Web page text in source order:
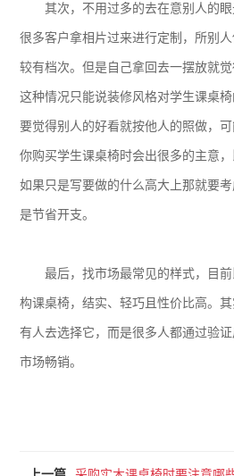
其次，不用过多的去在意别人的
很多客户拿相片过来进行定制，所别
较有档次。但是自己拿回去一摆放就
这种情况只能说装修风格对学生课桌
要觉得别人的好看就按他人的照做，
你购买学生课桌椅时会出很多的主意，
如果只是写要做的什么高大上那就要
是节省开支。
最后，找市场最常见的样式，目
构课桌椅，结实、轻巧且性价比高。
有人去选择它，而是很多人都通过验
市场畅销。